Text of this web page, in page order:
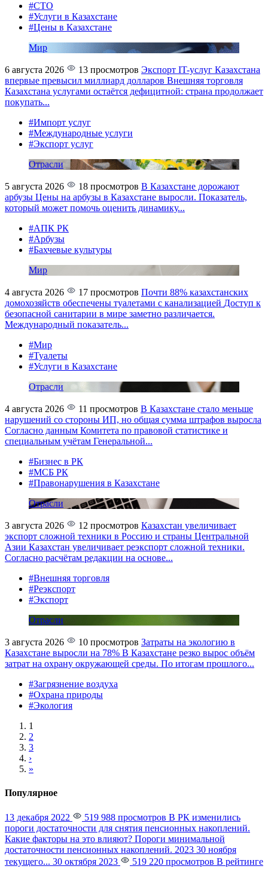
#СТО
#Услуги в Казахстане
#Цены в Казахстане
Мир
6 августа 2026 13 просмотров Экспорт IT-услуг Казахстана
впервые превысил миллиард долларов Внешняя торговля
Казахстана услугами остаётся дефицитной: страна продолжает
покупать...
#Импорт услуг
#Международные услуги
#Экспорт услуг
Отрасли
5 августа 2026 18 просмотров В Казахстане дорожают
арбузы Цены на арбузы в Казахстане выросли. Показатель,
который может помочь оценить динамику...
#АПК РК
#Арбузы
#Бахчевые культуры
Мир
4 августа 2026 17 просмотров Почти 88% казахстанских
домохозяйств обеспечены туалетами с канализацией Доступ к
безопасной санитарии в мире заметно различается.
Международный показатель...
#Мир
#Туалеты
#Услуги в Казахстане
Отрасли
4 августа 2026 11 просмотров В Казахстане стало меньше
нарушений со стороны ИП, но общая сумма штрафов выросла
Согласно данным Комитета по правовой статистике и
специальным учётам Генеральной...
#Бизнес в РК
#МСБ РК
#Правонарушения в Казахстане
Отрасли
3 августа 2026 12 просмотров Казахстан увеличивает
экспорт сложной техники в Россию и страны Центральной
Азии Казахстан увеличивает реэкспорт сложной техники.
Согласно расчётам редакции на основе...
#Внешняя торговля
#Реэкспорт
#Экспорт
Отрасли
3 августа 2026 10 просмотров Затраты на экологию в
Казахстане выросли на 78% В Казахстане резко вырос объём
затрат на охрану окружающей среды. По итогам прошлого...
#Загрязнение воздуха
#Охрана природы
#Экология
1
2
3
›
»
Популярное
13 декабря 2022 519 988 просмотров В РК изменились
пороги достаточности для снятия пенсионных накоплений.
Какие факторы на это влияют? Пороги минимальной
достаточности пенсионных накоплений. 2023 30 ноября
текущего... 30 октября 2023 519 220 просмотров В рейтинге